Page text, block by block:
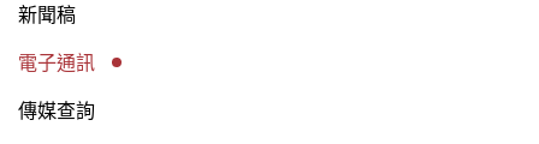
新聞稿
電子通訊
傳媒查詢